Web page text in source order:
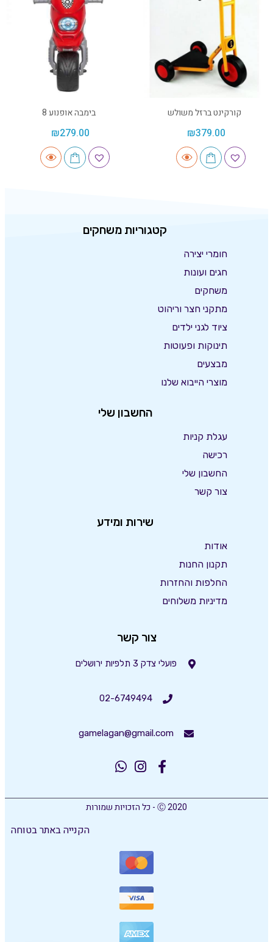
קורקינט ברזל משולש
₪379.00
בימבה אופנוע 8
₪279.00
קטגוריות משחקים
חומרי יצירה
חגים ועונות
משחקים
מתקני חצר וריהוט
ציוד לגני ילדים
תינוקות ופעוטות
מבצעים
מוצרי הייבוא שלנו
החשבון שלי
עגלת קניות
רכישה
החשבון שלי
צור קשר
שירות ומידע
אודות
תקנון החנות
החלפות והחזרות
מדיניות משלוחים
צור קשר
פועלי צדק 3 תלפיות ירושלים
02-6749494
gamelagan@gmail.com
Ⓒ 2020 - כל הזכויות שמורות
הקנייה באתר בטוחה